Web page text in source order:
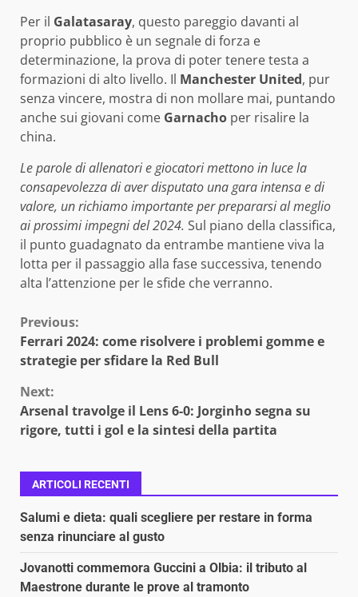
Per il Galatasaray, questo pareggio davanti al
proprio pubblico è un segnale di forza e
determinazione, la prova di poter tenere testa a
formazioni di alto livello. Il Manchester United, pur
senza vincere, mostra di non mollare mai, puntando
anche sui giovani come Garnacho per risalire la
china.
Le parole di allenatori e giocatori mettono in luce la
consapevolezza di aver disputato una gara intensa e di
valore, un richiamo importante per prepararsi al meglio
ai prossimi impegni del 2024. Sul piano della classifica,
il punto guadagnato da entrambe mantiene viva la
lotta per il passaggio alla fase successiva, tenendo
alta l’attenzione per le sfide che verranno.
Continue
Reading
Previous:
Ferrari 2024: come risolvere i problemi gomme e
strategie per sfidare la Red Bull
Next:
Arsenal travolge il Lens 6-0: Jorginho segna su
rigore, tutti i gol e la sintesi della partita
ARTICOLI RECENTI
Salumi e dieta: quali scegliere per restare in forma
senza rinunciare al gusto
Jovanotti commemora Guccini a Olbia: il tributo al
Maestrone durante le prove al tramonto